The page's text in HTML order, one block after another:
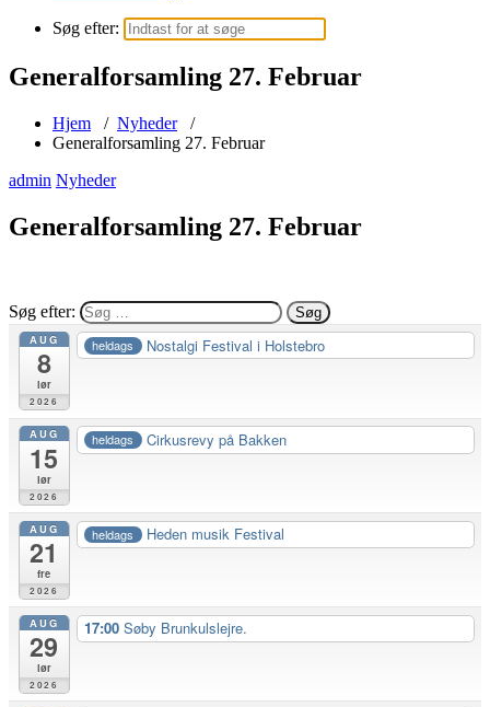
Søg efter:
Generalforsamling 27. Februar
Hjem / Nyheder/
Generalforsamling 27. Februar
admin Nyheder
Generalforsamling 27. Februar
Søg efter:
AUG
8
lør
2026
heldags Nostalgi Festival i Holstebro
AUG
15
lør
2026
heldags Cirkusrevy på Bakken
AUG
21
fre
2026
heldags Heden musik Festival
AUG
29
lør
2026
17:00 Søby Brunkulslejre.